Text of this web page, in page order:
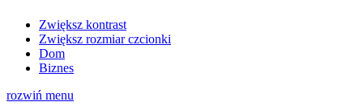
Zwiększ kontrast
Zwiększ rozmiar czcionki
Dom
Biznes
rozwiń menu